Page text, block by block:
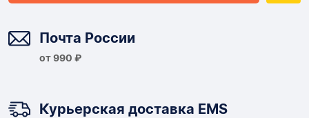
Почта России
от 990 ₽
Курьерская доставка EMS